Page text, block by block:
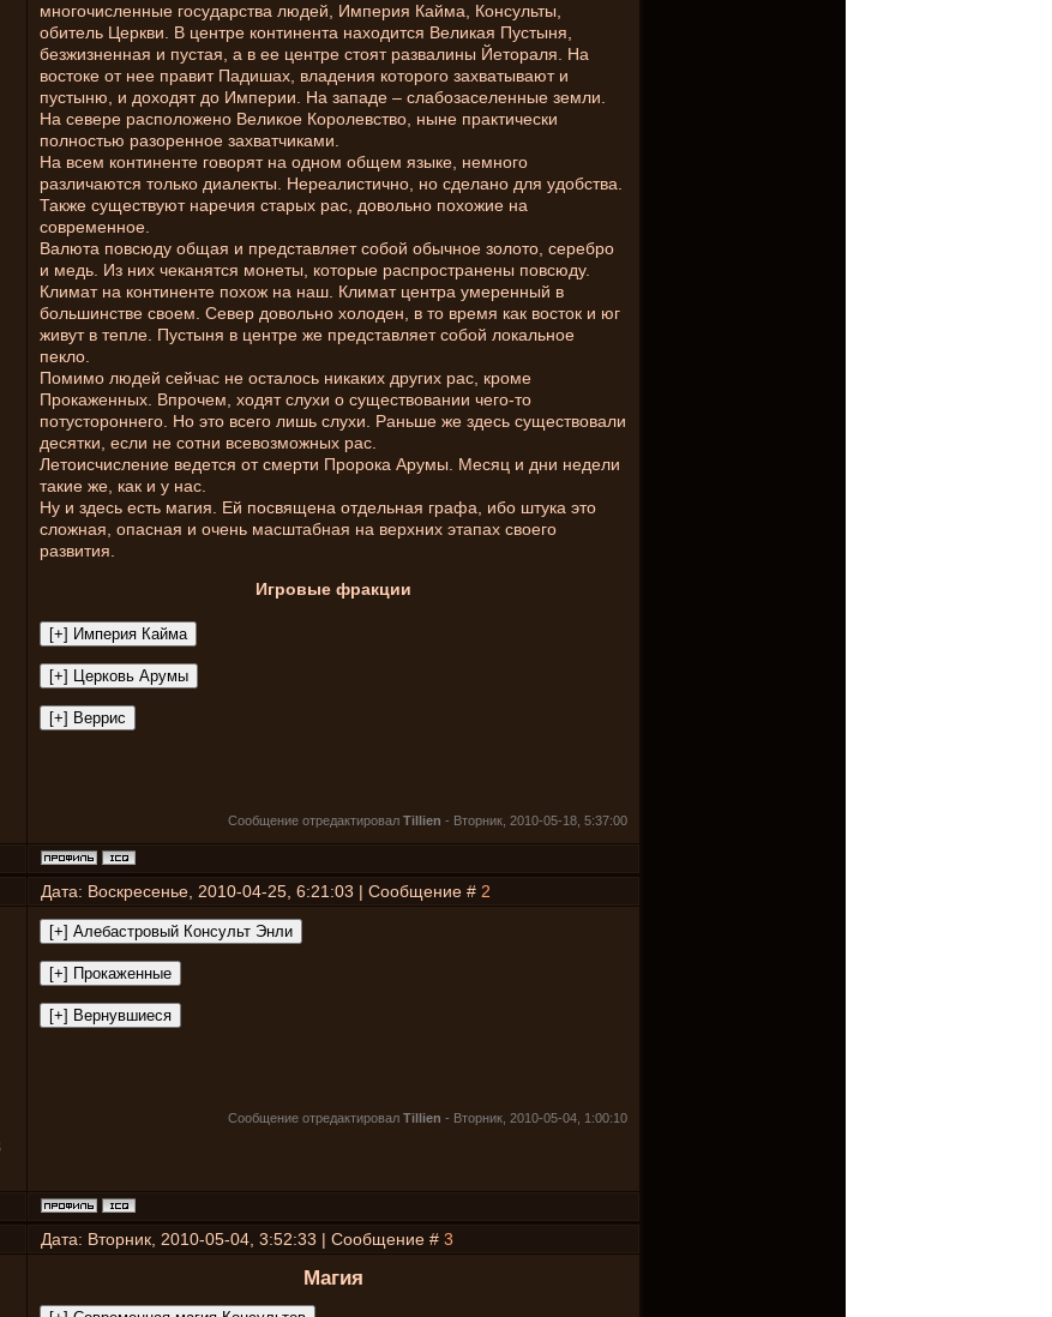
многочисленные государства людей, Империя Кайма, Консульты,
обитель Церкви. В центре континента находится Великая Пустыня,
безжизненная и пустая, а в ее центре стоят развалины Йетораля. На
востоке от нее правит Падишах, владения которого захватывают и
пустыню, и доходят до Империи. На западе – слабозаселенные земли.
На севере расположено Великое Королевство, ныне практически
полностью разоренное захватчиками.
На всем континенте говорят на одном общем языке, немного
различаются только диалекты. Нереалистично, но сделано для удобства.
Также существуют наречия старых рас, довольно похожие на
современное.
Валюта повсюду общая и представляет собой обычное золото, серебро
и медь. Из них чеканятся монеты, которые распространены повсюду.
Климат на континенте похож на наш. Климат центра умеренный в
большинстве своем. Север довольно холоден, в то время как восток и юг
живут в тепле. Пустыня в центре же представляет собой локальное
пекло.
Помимо людей сейчас не осталось никаких других рас, кроме
Прокаженных. Впрочем, ходят слухи о существовании чего-то
потустороннего. Но это всего лишь слухи. Раньше же здесь существовали
десятки, если не сотни всевозможных рас.
Летоисчисление ведется от смерти Пророка Арумы. Месяц и дни недели
такие же, как и у нас.
Ну и здесь есть магия. Ей посвящена отдельная графа, ибо штука это
сложная, опасная и очень масштабная на верхних этапах своего
развития.
Игровые фракции
Сообщение отредактировал Tillien - Вторник, 2010-05-18, 5:37:00
Дата: Воскресенье, 2010-04-25, 6:21:03 | Сообщение # 2
Сообщение отредактировал Tillien - Вторник, 2010-05-04, 1:00:10
Дата: Вторник, 2010-05-04, 3:52:33 | Сообщение # 3
Магия